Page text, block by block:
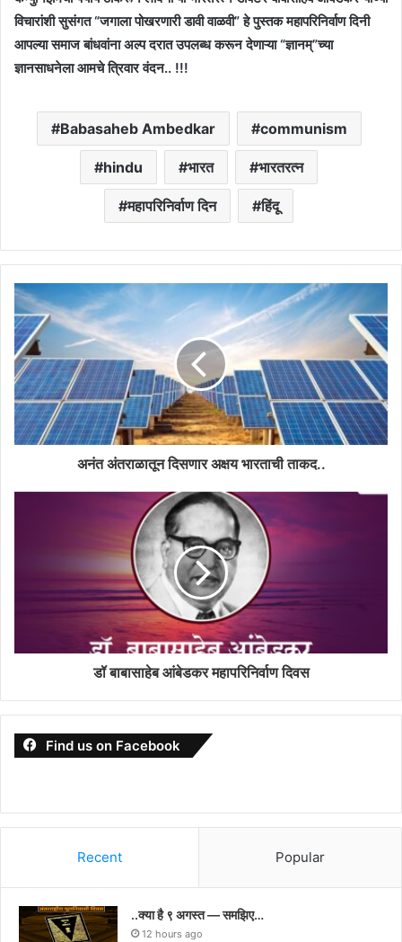
विचारांशी सुसंगत “जगाला पोखरणारी डावी वाळवी” हे पुस्तक महापरिनिर्वाण दिनी
आपल्या समाज बांधवांना अल्प दरात उपलब्ध करून देणाऱ्या “ज्ञानम्”च्या
ज्ञानसाधनेला आमचे त्रिवार वंदन.. !!!
Babasaheb Ambedkar communism
hindu भारत भारतरत्न
महापरिनिर्वाण दिन हिंदू
अनंत अंतराळातून दिसणार अक्षय भारताची ताकद..
डॉ बाबासाहेब आंबेडकर महापरिनिर्वाण दिवस
Find us on Facebook
Recent Popular
..क्या है ९ अगस्त — समझिए…
12 hours ago